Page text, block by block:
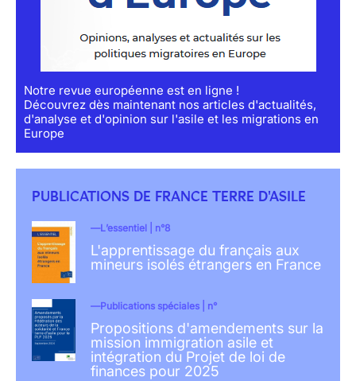
Notre revue européenne est en ligne !
Découvrez dès maintenant nos articles d'actualités,
d'analyse et d'opinion sur l'asile et les migrations en
Europe
PUBLICATIONS DE FRANCE TERRE D'ASILE
L’essentiel | n°8
L'apprentissage du français aux
mineurs isolés étrangers en France
Publications spéciales | n°
Propositions d'amendements sur la
mission immigration asile et
intégration du Projet de loi de
finances pour 2025